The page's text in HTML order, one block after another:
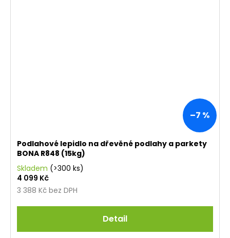
–7 %
Podlahové lepidlo na dřevěné podlahy a parkety
BONA R848 (15kg)
Skladem (>300 ks)
3 388 Kč bez DPH
4 099 Kč
Detail